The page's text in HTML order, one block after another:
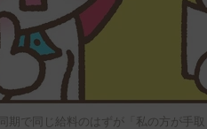
同期で同じ給料のはずが「私の方が手